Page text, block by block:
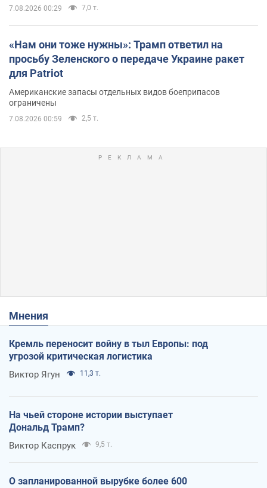
7.08.2026 00:29 7,0 т.
«Нам они тоже нужны»: Трамп ответил на
просьбу Зеленского о передаче Украине ракет
для Patriot
Американские запасы отдельных видов боеприпасов
ограничены
7.08.2026 00:59 2,5 т.
Мнения
Кремль переносит войну в тыл Европы: под
угрозой критическая логистика
Виктор Ягун 11,3 т.
На чьей стороне истории выступает
Дональд Трамп?
Виктор Каспрук 9,5 т.
О запланированной вырубке более 600